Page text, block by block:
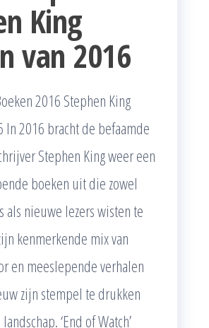
King
van 2016
2016 Stephen King
In 2016 bracht de befaamde
Stephen King weer een
boeken uit die zowel
als nieuwe lezers wisten te
kenmerkende mix van
en meeslepende verhalen
zijn stempel te drukken
‘End of Watch’